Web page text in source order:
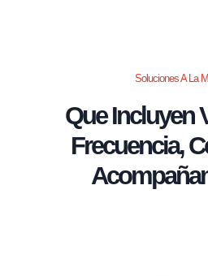
Soluciones A La
Que Incluyen
Frecuencia,